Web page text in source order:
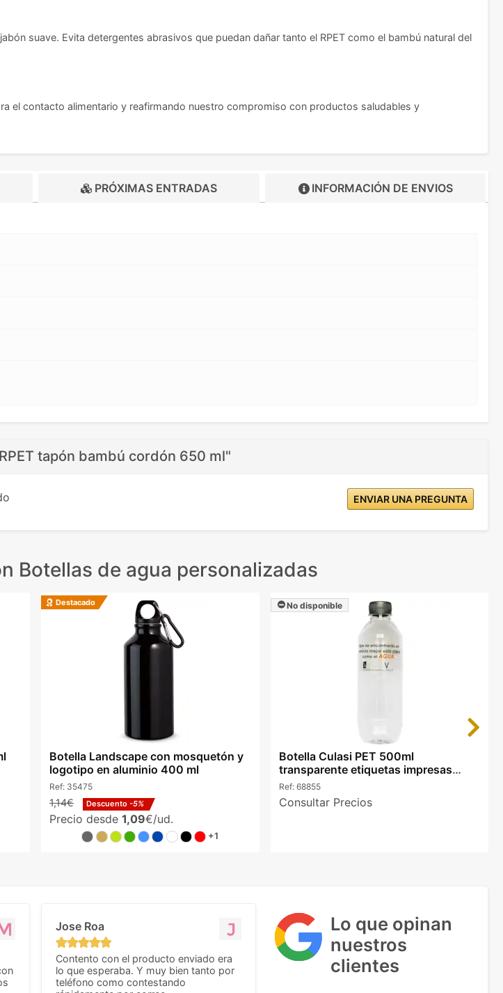
suave. Evita detergentes abrasivos que puedan dañar tanto el RPET como el bambú natural del
el contacto alimentario y reafirmando nuestro compromiso con productos saludables y
PRÓXIMAS ENTRADAS INFORMACIÓN DE ENVIOS
tapón bambú cordón 650 ml"
ENVIAR UNA PREGUNTA
Botellas de agua personalizadas
Destacado
Botella Landscape con mosquetón y
logotipo en aluminio 400 ml
Ref: 35475
1,14€ Descuento -5%
Precio desde 1,09€/ud.
+1
No disponible
Botella Culasi PET 500ml
transparente etiquetas impresas
color
Ref: 68855
Consultar Precios
Next
Lo que opinan
nuestros
clientes
Jose Roa
Contento con el producto enviado era
lo que esperaba. Y muy bien tanto por
teléfono como contestando